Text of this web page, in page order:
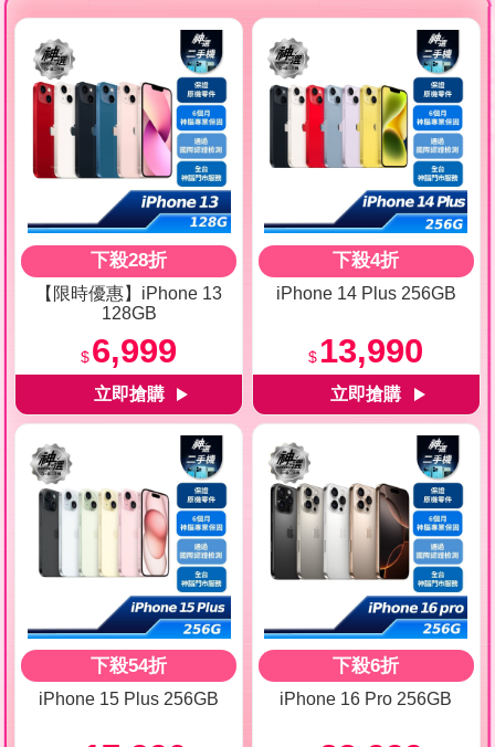
下殺28折
【限時優惠】iPhone 13
128GB
$6,999
下殺4折
iPhone 14 Plus 256GB
$ 13,990
下殺54折
iPhone 15 Plus 256GB
下殺6折
iPhone 16 Pro 256GB